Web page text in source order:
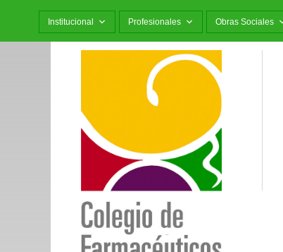
Institucional Profesionales Obras Sociales